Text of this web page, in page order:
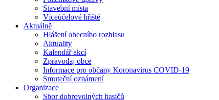
Stavební místa
Víceúčelové hřiště
Aktuálně
Hlášení obecního rozhlasu
Aktuality
Kalendář akcí
Zpravodaj obce
Informace pro občany Koronavirus COVID-19
Smuteční oznámení
Organizace
Sbor dobrovolných hasičů